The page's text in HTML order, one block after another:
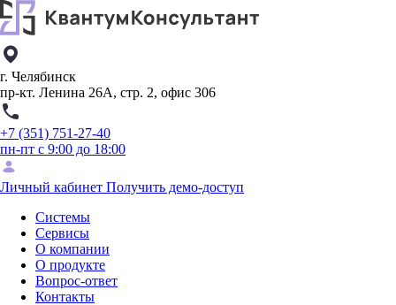
г. Челябинск
пр-кт. Ленина 26А, стр. 2, офис 306
+7 (351) 751-27-40
пн-пт с 9:00 до 18:00
Личный кабинет Получить демо-доступ
Системы
Сервисы
О компании
О продукте
Вопрос-ответ
Контакты